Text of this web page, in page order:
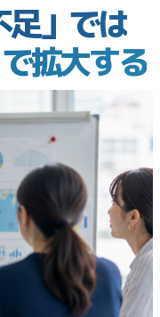
足」では
拡大する